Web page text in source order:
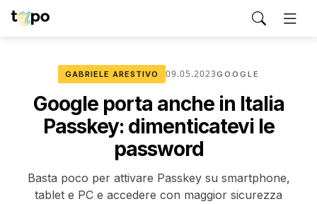
GABRIELE ARESTIVO 09.05.2023GOOGLE
Google porta anche in Italia
Passkey: dimenticatevi le
password
Basta poco per attivare Passkey su smartphone,
tablet e PC e accedere con maggior sicurezza